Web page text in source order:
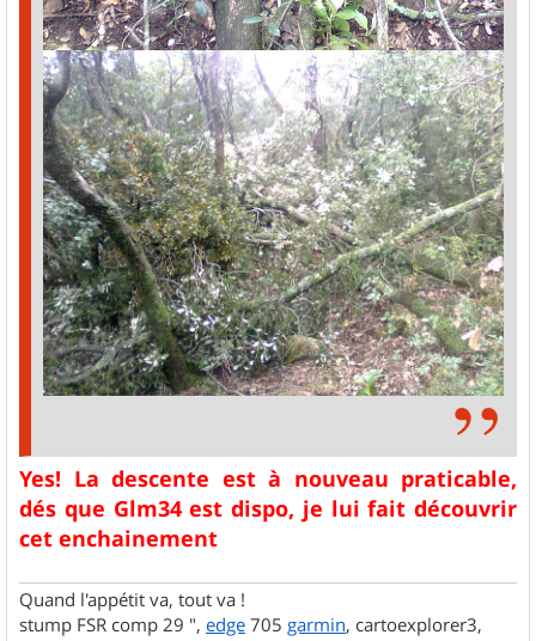
Yes! La descente est à nouveau praticable,
dés que Glm34 est dispo, je lui fait découvrir
cet enchainement
Quand l'appétit va, tout va !
stump FSR comp 29 ", edge 705 garmin, cartoexplorer3,